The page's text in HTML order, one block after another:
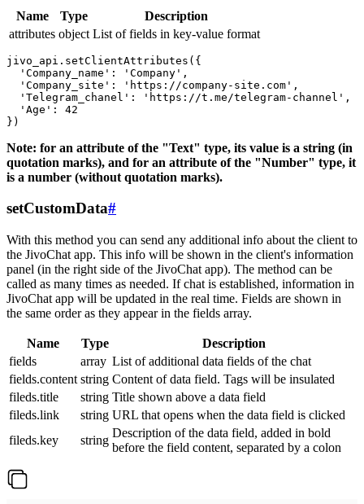
Name Type
Description
attributes object List of fields in key-value format
jivo_api.setClientAttributes({
  'Company_name': 'Company',
  'Company_site': 'https://company-site.com',
  'Telegram_chanel': 'https://t.me/telegram-channel',
  'Age': 42
Note: for an attribute of the "Text" type, its value is a string (in
quotation marks), and for an attribute of the "Number" type, it
is a number (without quotation marks).
setCustomData#
With this method you can send any additional info about the client to
the JivoChat app. This info will be shown in the client's information
panel (in the right side of the JivoChat app). The method can be
called as many times as needed. If chat is established, information in
JivoChat app will be updated in the real time. Fields are shown in
the same order as they appear in the fields array.
Name Type
Description
fields
array List of additional data fields of the chat
fields.content string Content of data field. Tags will be insulated
fileds.title
string Title shown above a data field
fileds.link
string URL that opens when the data field is clicked
fileds.key
string
Description of the data field, added in bold
before the field content, separated by a colon